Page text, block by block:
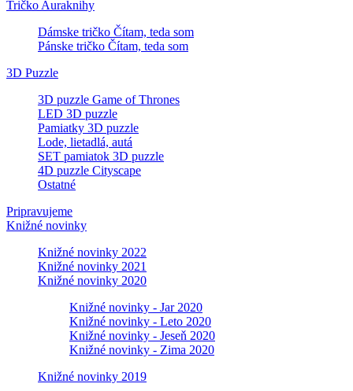
Tričko Auraknihy
Dámske tričko Čítam, teda som
Pánske tričko Čítam, teda som
3D Puzzle
3D puzzle Game of Thrones
LED 3D puzzle
Pamiatky 3D puzzle
Lode, lietadlá, autá
SET pamiatok 3D puzzle
4D puzzle Cityscape
Ostatné
Pripravujeme
Knižné novinky
Knižné novinky 2022
Knižné novinky 2021
Knižné novinky 2020
Knižné novinky - Jar 2020
Knižné novinky - Leto 2020
Knižné novinky - Jeseň 2020
Knižné novinky - Zima 2020
Knižné novinky 2019